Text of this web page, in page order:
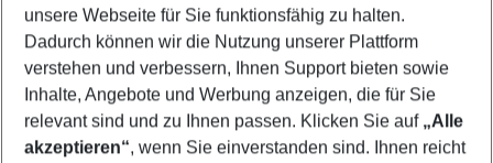
Mehr Filter anzeigen
unsere Webseite für Sie funktionsfähig zu halten.
Dadurch können wir die Nutzung unserer Plattform
verstehen und verbessern, Ihnen Support bieten sowie
Inhalte, Angebote und Werbung anzeigen, die für Sie
relevant sind und zu Ihnen passen. Klicken Sie auf „Alle
akzeptieren“, wenn Sie einverstanden sind. Ihnen reicht